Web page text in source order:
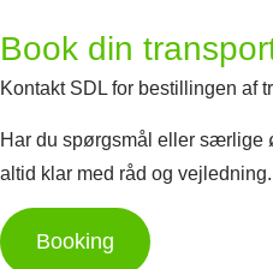
Book din
Kontakt SDL for bestillingen af
Har du spørgsmål eller særlige
altid klar med råd og vejledning.
Booking